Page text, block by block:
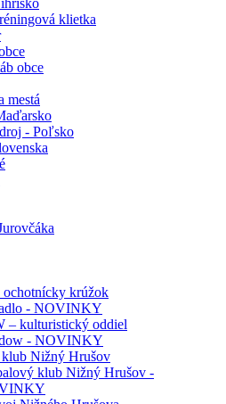
klietka
obce
mestá
- Poľsko
krúžok
- NOVINKY
– kulturistický oddiel
- NOVINKY
Nižný Hrušov
klub Nižný Hrušov -